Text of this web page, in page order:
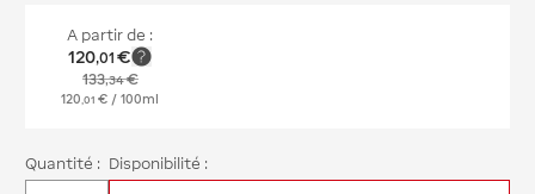
A partir de :
120,01 €
133,34€
120 01 € / 100ml
Quantité : Disponibilité :